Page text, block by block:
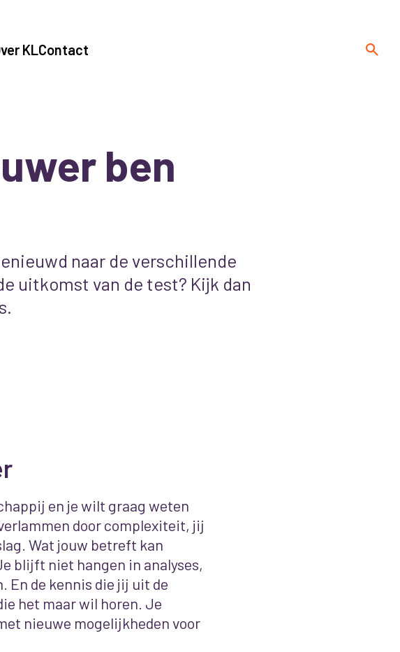
KLContact
ben
naar de verschillende
uitkomst van de test? Kijk dan
en je wilt graag weten
door complexiteit, jij
Wat jouw betreft kan
blijft niet hangen in analyses,
En de kennis die jij uit de
het maar wil horen. Je
nieuwe mogelijkheden voor